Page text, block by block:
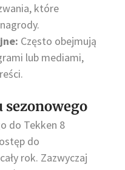
które
Często obejmują
lub mediami,
do Tekken 8
do
rok. Zazwyczaj